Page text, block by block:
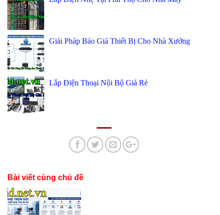
Giải Pháp Báo Giá Thiết Bị Cho Nhà Xưởng
Lắp Điện Thoại Nội Bộ Giá Rẻ
Bài viết cùng chủ đề